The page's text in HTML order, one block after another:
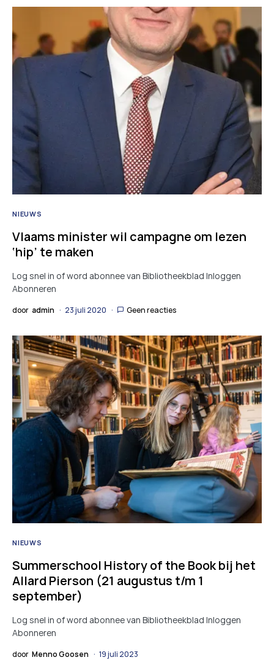
NIEUWS
Vlaams minister wil campagne om lezen
‘hip’ te maken
Log snel in of word abonnee van Bibliotheekblad Inloggen
Abonneren
door admin 23 juli 2020 Geen reacties
NIEUWS
Summerschool History of the Book bij het
Allard Pierson (21 augustus t/m 1
september)
Log snel in of word abonnee van Bibliotheekblad Inloggen
Abonneren
door Menno Goosen 19 juli 2023